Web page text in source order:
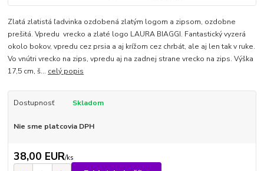
Zlatá zlatistá ľadvinka ozdobená zlatým logom a zipsom, ozdobne
prešitá. Vpredu vrecko a zlaté logo LAURA BIAGGI. Fantastický vyzerá
okolo bokov, vpredu cez prsia a aj krížom cez chrbát, ale aj len tak v ruke.
Vo vnútri vrecko na zips, vpredu aj na zadnej strane vrecko na zips. Výška
17,5 cm, š... celý popis
Dostupnosť Skladom
Nie sme platcovia DPH
38,00 EUR/ks